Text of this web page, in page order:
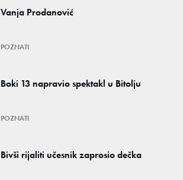
Vanja Prodanović
POZNATI
Boki 13 napravio spektakl u Bitolju
POZNATI
Bivši rijaliti učesnik zaprosio dečka